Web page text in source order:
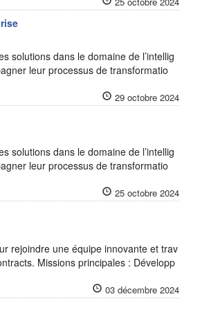
solutions dans le domaine de l’intellig
leur processus de transformatio
29 octobre 2024
solutions dans le domaine de l’intellig
leur processus de transformatio
25 octobre 2024
rejoindre une équipe innovante et trav
Missions principales : Développ
03 décembre 2024